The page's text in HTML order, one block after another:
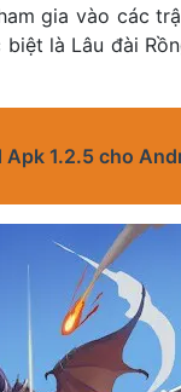
gia vào các
là Lâu đài
1.2.5 cho